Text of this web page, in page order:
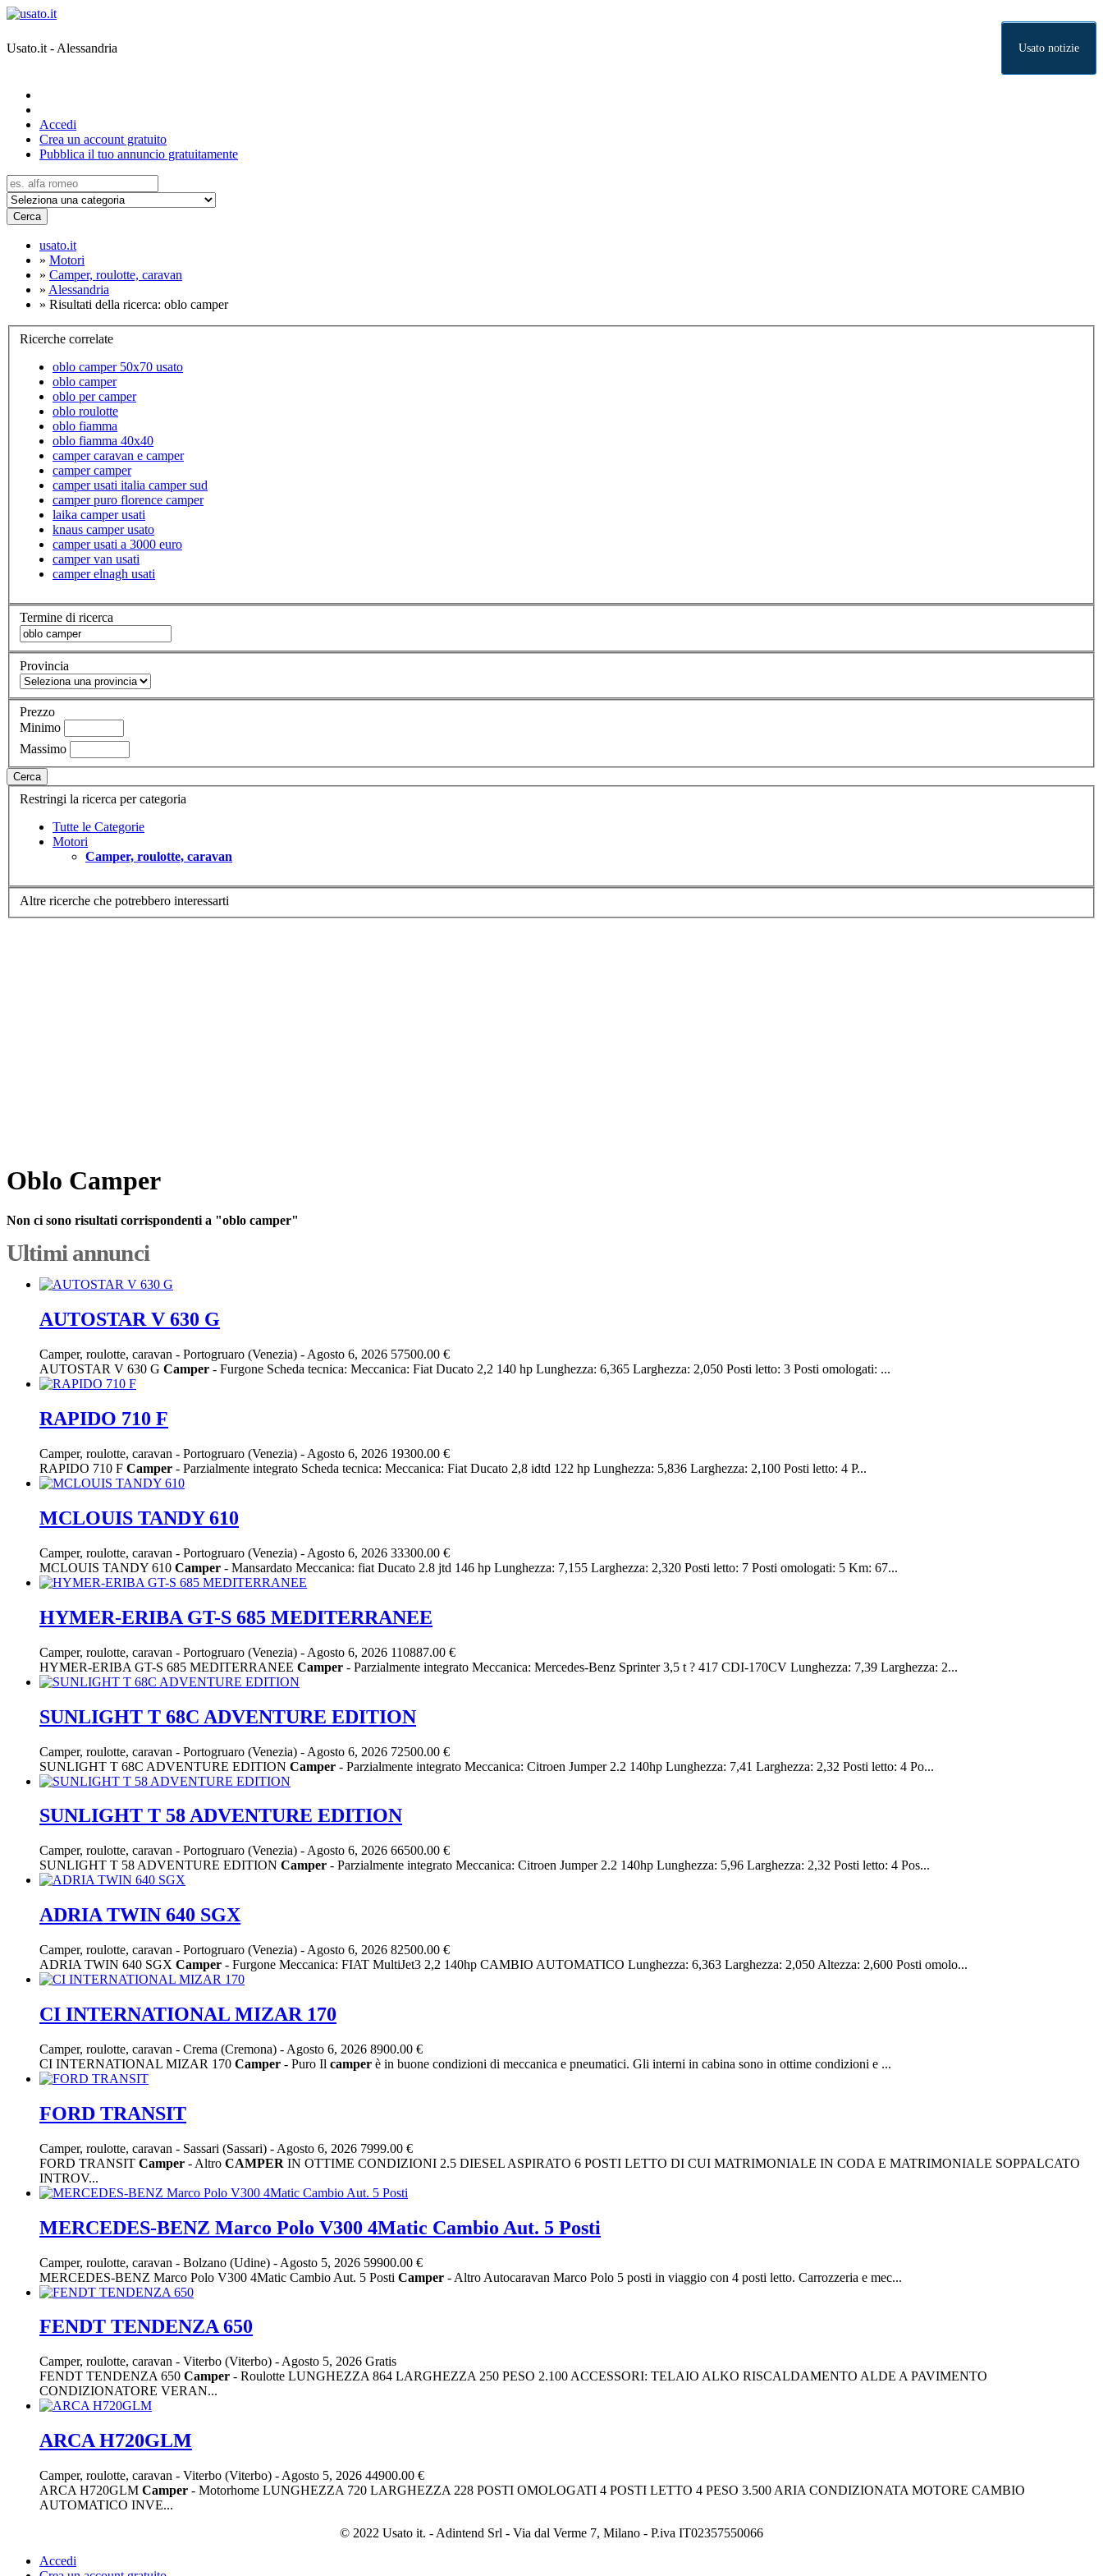
Usato.it - Alessandria Usato notizie
Accedi
Crea un account gratuito
Pubblica il tuo annuncio gratuitamente
Cerca
usato.it
» Motori
» Camper, roulotte, caravan
» Alessandria
» Risultati della ricerca: oblo camper
Ricerche correlate
oblo camper 50x70 usato
oblo camper
oblo per camper
oblo roulotte
oblo fiamma
oblo fiamma 40x40
camper caravan e camper
camper camper
camper usati italia camper sud
camper puro florence camper
laika camper usati
knaus camper usato
camper usati a 3000 euro
camper van usati
camper elnagh usati
Termine di ricerca
Provincia
Prezzo
Minimo
Massimo
Cerca
Restringi la ricerca per categoria
Tutte le Categorie
Motori
Camper, roulotte, caravan
Altre ricerche che potrebbero interessarti
Oblo Camper
Non ci sono risultati corrispondenti a "oblo camper"
Ultimi annunci
AUTOSTAR V 630 G
Camper, roulotte, caravan - Portogruaro (Venezia) - Agosto 6, 2026 57500.00 €
AUTOSTAR V 630 G Camper - Furgone Scheda tecnica: Meccanica: Fiat Ducato 2,2 140 hp Lunghezza: 6,365 Larghezza: 2,050 Posti letto: 3 Posti omologati: ...
RAPIDO 710 F
Camper, roulotte, caravan - Portogruaro (Venezia) - Agosto 6, 2026 19300.00 €
RAPIDO 710 F Camper - Parzialmente integrato Scheda tecnica: Meccanica: Fiat Ducato 2,8 idtd 122 hp Lunghezza: 5,836 Larghezza: 2,100 Posti letto: 4 P...
MCLOUIS TANDY 610
Camper, roulotte, caravan - Portogruaro (Venezia) - Agosto 6, 2026 33300.00 €
MCLOUIS TANDY 610 Camper - Mansardato Meccanica: fiat Ducato 2.8 jtd 146 hp Lunghezza: 7,155 Larghezza: 2,320 Posti letto: 7 Posti omologati: 5 Km: 67...
HYMER-ERIBA GT-S 685 MEDITERRANEE
Camper, roulotte, caravan - Portogruaro (Venezia) - Agosto 6, 2026 110887.00 €
HYMER-ERIBA GT-S 685 MEDITERRANEE Camper - Parzialmente integrato Meccanica: Mercedes-Benz Sprinter 3,5 t ? 417 CDI-170CV Lunghezza: 7,39 Larghezza: 2...
SUNLIGHT T 68C ADVENTURE EDITION
Camper, roulotte, caravan - Portogruaro (Venezia) - Agosto 6, 2026 72500.00 €
SUNLIGHT T 68C ADVENTURE EDITION Camper - Parzialmente integrato Meccanica: Citroen Jumper 2.2 140hp Lunghezza: 7,41 Larghezza: 2,32 Posti letto: 4 Po...
SUNLIGHT T 58 ADVENTURE EDITION
Camper, roulotte, caravan - Portogruaro (Venezia) - Agosto 6, 2026 66500.00 €
SUNLIGHT T 58 ADVENTURE EDITION Camper - Parzialmente integrato Meccanica: Citroen Jumper 2.2 140hp Lunghezza: 5,96 Larghezza: 2,32 Posti letto: 4 Pos...
ADRIA TWIN 640 SGX
Camper, roulotte, caravan - Portogruaro (Venezia) - Agosto 6, 2026 82500.00 €
ADRIA TWIN 640 SGX Camper - Furgone Meccanica: FIAT MultiJet3 2,2 140hp CAMBIO AUTOMATICO Lunghezza: 6,363 Larghezza: 2,050 Altezza: 2,600 Posti omolo...
CI INTERNATIONAL MIZAR 170
Camper, roulotte, caravan - Crema (Cremona) - Agosto 6, 2026 8900.00 €
CI INTERNATIONAL MIZAR 170 Camper - Puro Il camper è in buone condizioni di meccanica e pneumatici. Gli interni in cabina sono in ottime condizioni e ...
FORD TRANSIT
Camper, roulotte, caravan - Sassari (Sassari) - Agosto 6, 2026 7999.00 €
FORD TRANSIT Camper - Altro CAMPER IN OTTIME CONDIZIONI 2.5 DIESEL ASPIRATO 6 POSTI LETTO DI CUI MATRIMONIALE IN CODA E MATRIMONIALE SOPPALCATO
INTROV...
MERCEDES-BENZ Marco Polo V300 4Matic Cambio Aut. 5 Posti
Camper, roulotte, caravan - Bolzano (Udine) - Agosto 5, 2026 59900.00 €
MERCEDES-BENZ Marco Polo V300 4Matic Cambio Aut. 5 Posti Camper - Altro Autocaravan Marco Polo 5 posti in viaggio con 4 posti letto. Carrozzeria e mec...
FENDT TENDENZA 650
Camper, roulotte, caravan - Viterbo (Viterbo) - Agosto 5, 2026 Gratis
FENDT TENDENZA 650 Camper - Roulotte LUNGHEZZA 864 LARGHEZZA 250 PESO 2.100 ACCESSORI: TELAIO ALKO RISCALDAMENTO ALDE A PAVIMENTO
CONDIZIONATORE VERAN...
ARCA H720GLM
Camper, roulotte, caravan - Viterbo (Viterbo) - Agosto 5, 2026 44900.00 €
ARCA H720GLM Camper - Motorhome LUNGHEZZA 720 LARGHEZZA 228 POSTI OMOLOGATI 4 POSTI LETTO 4 PESO 3.500 ARIA CONDIZIONATA MOTORE CAMBIO
AUTOMATICO INVE...
© 2022 Usato it. - Adintend Srl - Via dal Verme 7, Milano - P.iva IT02357550066
Accedi